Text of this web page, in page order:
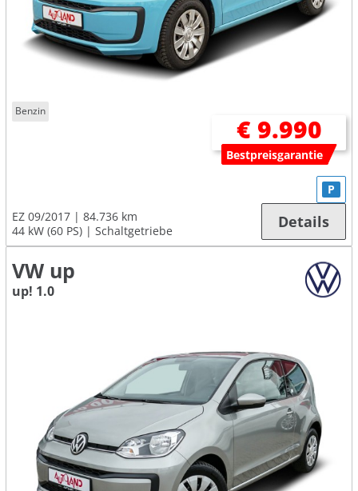
Benzin
€ 9.990
Bestpreisgarantie
EZ 09/2017
84.736 km
44 kW (60 PS)
Schaltgetriebe
P
Details
VW up
up! 1.0